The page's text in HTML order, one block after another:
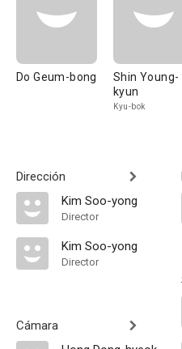
Do Geum-bong
Shin Young-
kyun
Kyu-bok
Dirección
Kim Soo-yong
Director
Kim Soo-yong
Director
Cámara